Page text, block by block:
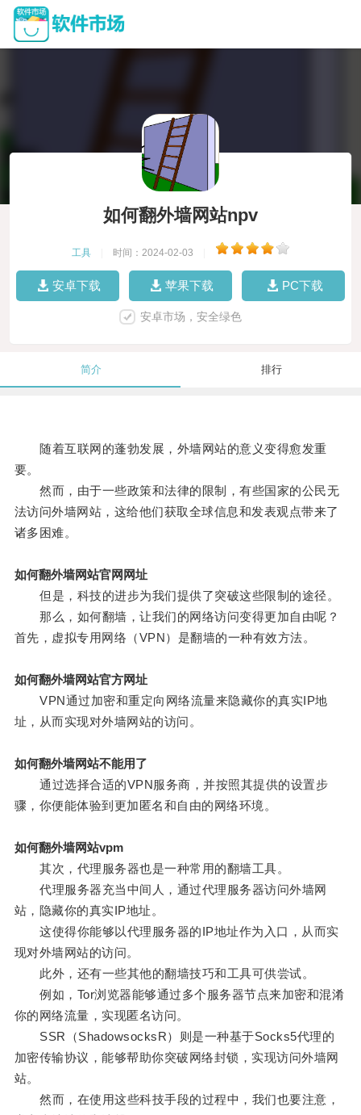
如何翻外墙网站npv
工具 时间：2024-02-03
安卓下载 苹果下载 PC下载
安卓市场，安全绿色
简介 排行
随着互联网的蓬勃发展，外墙网站的意义变得愈发重
要。
然而，由于一些政策和法律的限制，有些国家的公民无
法访问外墙网站，这给他们获取全球信息和发表观点带来了
诸多困难。
如何翻外墙网站官网网址
但是，科技的进步为我们提供了突破这些限制的途径。
那么，如何翻墙，让我们的网络访问变得更加自由呢？
首先，虚拟专用网络（VPN）是翻墙的一种有效方法。
如何翻外墙网站官方网址
VPN通过加密和重定向网络流量来隐藏你的真实IP地
址，从而实现对外墙网站的访问。
如何翻外墙网站不能用了
通过选择合适的VPN服务商，并按照其提供的设置步
骤，你便能体验到更加匿名和自由的网络环境。
如何翻外墙网站vpm
其次，代理服务器也是一种常用的翻墙工具。
代理服务器充当中间人，通过代理服务器访问外墙网
站，隐藏你的真实IP地址。
这使得你能够以代理服务器的IP地址作为入口，从而实
现对外墙网站的访问。
此外，还有一些其他的翻墙技巧和工具可供尝试。
例如，Tor浏览器能够通过多个服务器节点来加密和混淆
你的网络流量，实现匿名访问。
SSR（ShadowsocksR）则是一种基于Socks5代理的
加密传输协议，能够帮助你突破网络封锁，实现访问外墙网
站。
然而，在使用这些科技手段的过程中，我们也要注意，